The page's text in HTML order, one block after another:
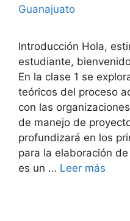
Guanajuato
Introducción Hola,
estudiante,
En la clase 1 se
teóricos del proceso
con las
de manejo de
profundizará en los
para la elaboración
es un … Leer más